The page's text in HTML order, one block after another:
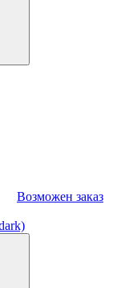
Возможен заказ